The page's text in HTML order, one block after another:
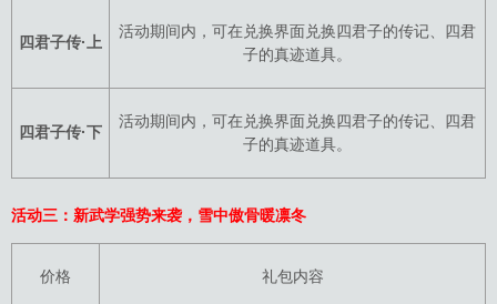
四君子传·上
活动期间内，可在兑换界面兑换四君子的传记、四君
子的真迹道具。
四君子传·下
活动期间内，可在兑换界面兑换四君子的传记、四君
子的真迹道具。
活动三：新武学强势来袭，雪中傲骨暖凛冬
价格 礼包内容